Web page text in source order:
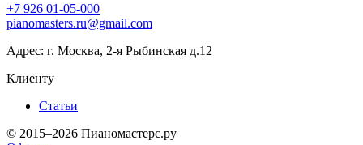
+7 926 01-05-000
pianomasters.ru@gmail.com
Адрес: г. Москва, 2-я Рыбинская д.12
Клиенту
Статьи
© 2015–2026 Пианомастерс.ру